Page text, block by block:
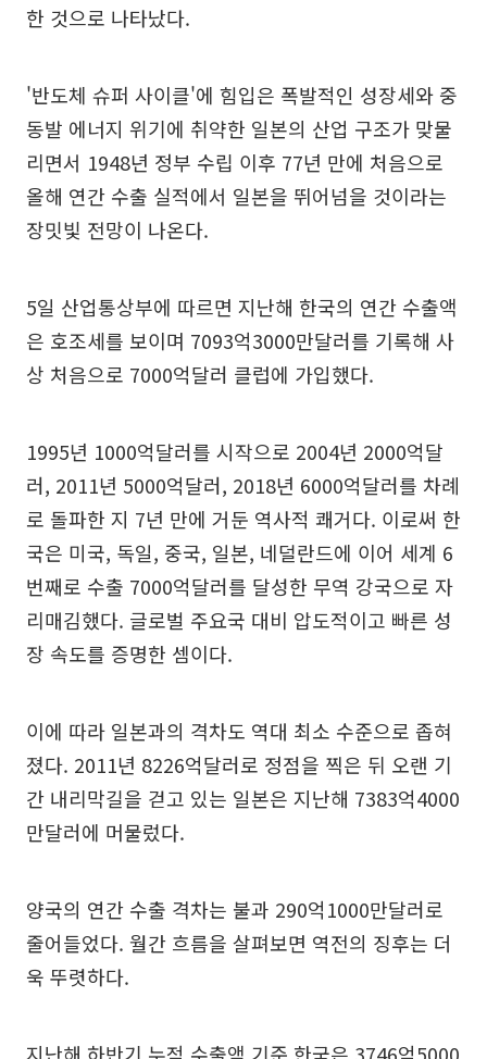
한 것으로 나타났다.
'반도체 슈퍼 사이클'에 힘입은 폭발적인 성장세와 중
동발 에너지 위기에 취약한 일본의 산업 구조가 맞물
리면서 1948년 정부 수립 이후 77년 만에 처음으로
올해 연간 수출 실적에서 일본을 뛰어넘을 것이라는
장밋빛 전망이 나온다.
5일 산업통상부에 따르면 지난해 한국의 연간 수출액
은 호조세를 보이며 7093억3000만달러를 기록해 사
상 처음으로 7000억달러 클럽에 가입했다.
1995년 1000억달러를 시작으로 2004년 2000억달
러, 2011년 5000억달러, 2018년 6000억달러를 차례
로 돌파한 지 7년 만에 거둔 역사적 쾌거다. 이로써 한
국은 미국, 독일, 중국, 일본, 네덜란드에 이어 세계 6
번째로 수출 7000억달러를 달성한 무역 강국으로 자
리매김했다. 글로벌 주요국 대비 압도적이고 빠른 성
장 속도를 증명한 셈이다.
이에 따라 일본과의 격차도 역대 최소 수준으로 좁혀
졌다. 2011년 8226억달러로 정점을 찍은 뒤 오랜 기
간 내리막길을 걷고 있는 일본은 지난해 7383억4000
만달러에 머물렀다.
양국의 연간 수출 격차는 불과 290억1000만달러로
줄어들었다. 월간 흐름을 살펴보면 역전의 징후는 더
욱 뚜렷하다.